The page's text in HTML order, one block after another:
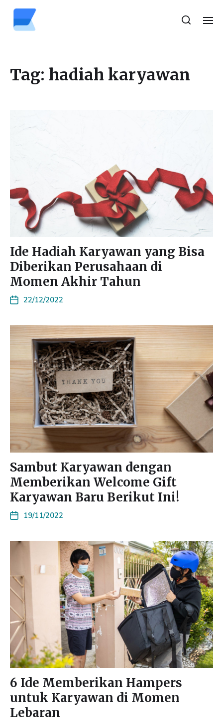
Tag: hadiah karyawan
Ide Hadiah Karyawan yang Bisa
Diberikan Perusahaan di
Momen Akhir Tahun
22/12/2022
Sambut Karyawan dengan
Memberikan Welcome Gift
Karyawan Baru Berikut Ini!
19/11/2022
6 Ide Memberikan Hampers
untuk Karyawan di Momen
Lebaran